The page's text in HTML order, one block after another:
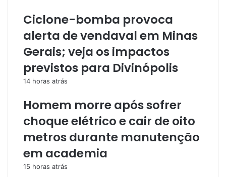
Ciclone-bomba provoca
alerta de vendaval em Minas
Gerais; veja os impactos
previstos para Divinópolis
14 horas atrás
Homem morre após sofrer
choque elétrico e cair de oito
metros durante manutenção
em academia
15 horas atrás